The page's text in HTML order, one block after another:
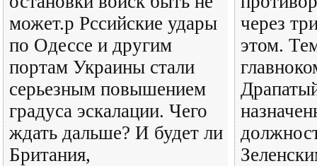
может.р Рссийские удары
по Одессе и другим
портам Украины стали
серьезным повышением
градуса эскалации. Чего
ждать дальше? И будет ли
Британия,
через
этом.